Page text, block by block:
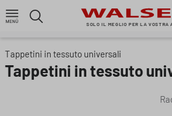
Passa al contenuto principale
SOLO IL MEGLIO PER LA VOSTRA
Tappetini in tessuto universali
Tappetini in tessuto